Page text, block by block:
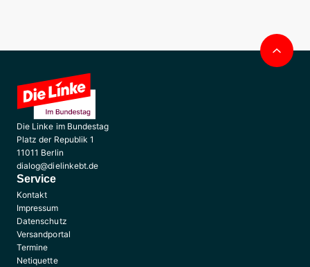
Die Linke im Bundestag
Platz der Republik 1
11011 Berlin
dialog@dielinkebt.de
Service
Kontakt
Impressum
Datenschutz
Versandportal
Termine
Netiquette